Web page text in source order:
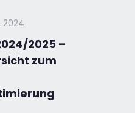
2024
2025 –
zum